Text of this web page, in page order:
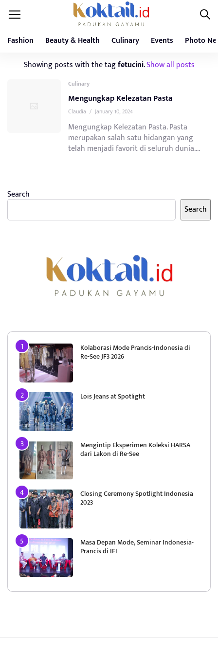
Fashion Beauty & Health Culinary Events Photo
Showing posts with the tagfetucini.Show all posts
Culinary
Mengungkap Kelezatan Pasta
Claudia / January 10, 2024
Mengungkap Kelezatan Pasta. Pasta
merupakan salah satu hidangan yang
telah menjadi favorit di seluruh dunia....
Search
Search
Kolaborasi Mode Prancis-Indonesia di
Re-See JF3 2026
Lois Jeans at Spotlight
Mengintip Eksperimen Koleksi HARSA
dari Lakon di Re-See
Closing Ceremony Spotlight Indonesia
2023
Masa Depan Mode, Seminar Indonesia-
Prancis di IFI